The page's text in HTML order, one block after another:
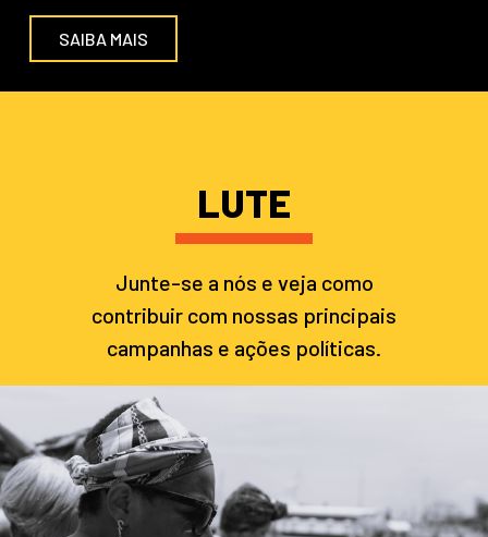
SAIBA MAIS
LUTE
Junte-se a nós e veja como
contribuir com nossas principais
campanhas e ações políticas.